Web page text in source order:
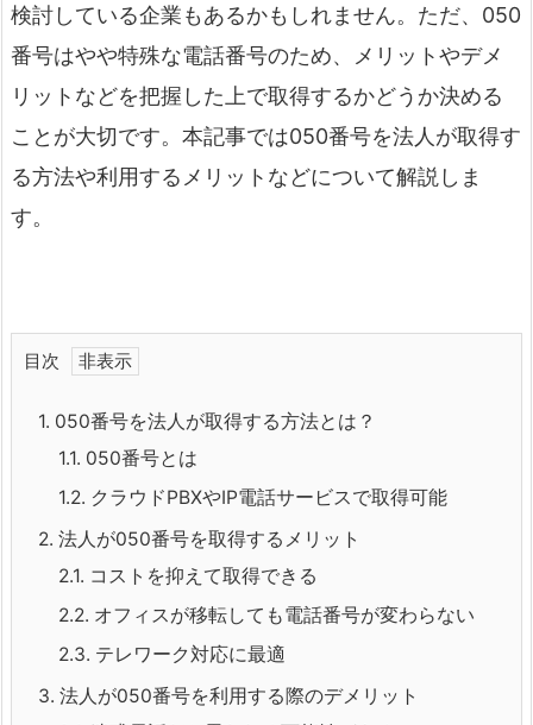
検討している企業もあるかもしれません。ただ、050
番号はやや特殊な電話番号のため、メリットやデメ
リットなどを把握した上で取得するかどうか決める
ことが大切です。本記事では050番号を法人が取得す
る方法や利用するメリットなどについて解説しま
す。
目次
1. 050番号を法人が取得する方法とは？
1.1. 050番号とは
1.2. クラウドPBXやIP電話サービスで取得可能
2. 法人が050番号を取得するメリット
2.1. コストを抑えて取得できる
2.2. オフィスが移転しても電話番号が変わらない
2.3. テレワーク対応に最適
3. 法人が050番号を利用する際のデメリット